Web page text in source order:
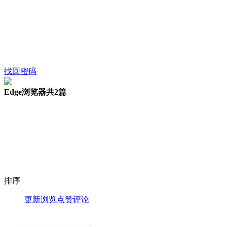
找回密码
Edge浏览器共2篇
排序
更新浏览点赞评论